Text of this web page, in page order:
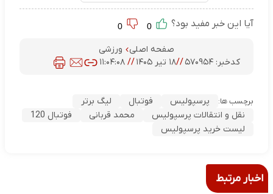
آیا این خبر مفید بود؟
صفحه اصلی
ورزشی
کدخبر: ۵۷۰۹۵۴ //۱۸ تیر ۱۴۰۵ // ۱۱:۰۴:۰۸
برچسب ها: پرسپولیس فوتبال
لیگ برتر
نقل و انتقالات پرسپولیس
محمد قربانی
فوتبال 120
لیست خرید پرسپولیس
اخبار مرتبط